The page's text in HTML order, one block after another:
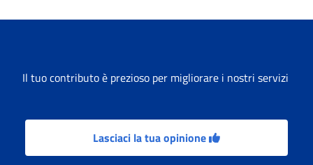
Il tuo contributo è prezioso per migliorare i nostri servizi
Lasciaci la tua opinione